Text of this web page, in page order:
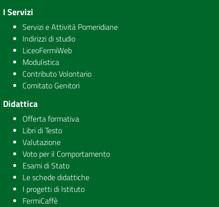
I Servizi
Servizi e Attività Pomeridiane
Indirizzi di studio
LiceoFermiWeb
Modulistica
Contributo Volontario
Comitato Genitori
Didattica
Offerta formativa
Libri di Testo
Valutazione
Voto per il Comportamento
Esami di Stato
Le schede didattiche
I progetti di Istituto
FermiCaffè